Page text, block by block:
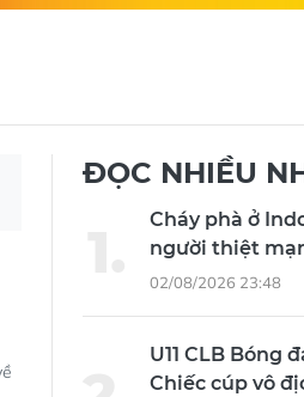
ĐỌC NHIỀU
Cháy phà ở
người thiệt
02/08/2026 23:48
U11 CLB Bóng
Chiếc cúp vô